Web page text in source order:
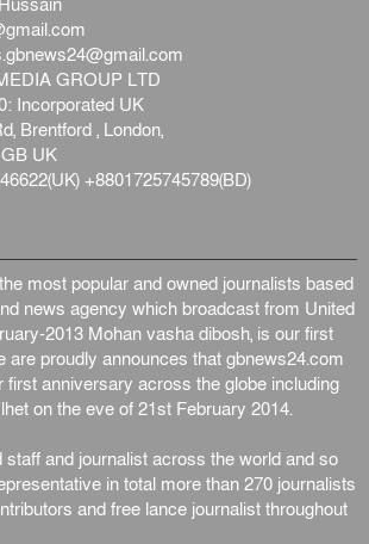
GROUP LTD
Incorporated UK
Brentford , London,
UK
+8801725745789(BD)
most popular and owned journalists based
news agency which broadcast from United
2013 Mohan vasha dibosh, is our first
are proudly announces that gbnews24.com
first anniversary across the globe including
on the eve of 21st February 2014.
staff and journalist across the world and so
in total more than 270 journalists
and free lance journalist throughout